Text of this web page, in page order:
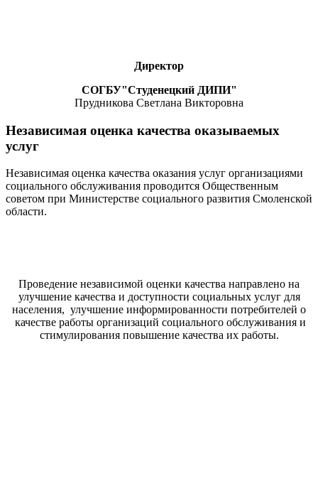
Директор
СОГБУ"Студенецкий ДИПИ"
Прудникова Светлана Викторовна
Независимая оценка качества оказываемых
услуг
Независимая оценка качества оказания услуг организациями
социального обслуживания проводится Общественным
советом при Министерстве социального развития Смоленской
области.
Проведение независимой оценки качества направлено на
улучшение качества и доступности социальных услуг для
населения, улучшение информированности потребителей о
качестве работы организаций социального обслуживания и
стимулирования повышение качества их работы.